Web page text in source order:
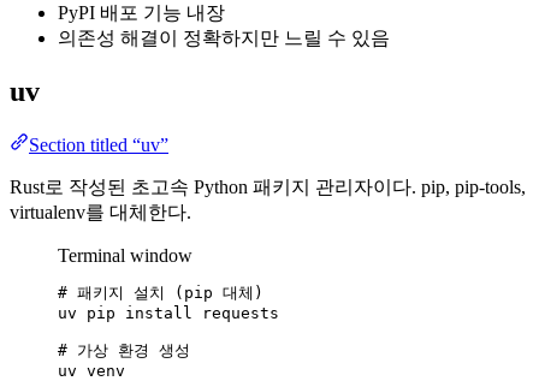
PyPI 배포 기능 내장
의존성 해결이 정확하지만 느릴 수 있음
uv
Section titled “uv”
Rust로 작성된 초고속 Python 패키지 관리자이다. pip, pip-tools,
virtualenv를 대체한다.
Terminal window
# 패키지 설치 (pip 대체)
uv
pip install requests
# 가상 환경 생성
uv venv